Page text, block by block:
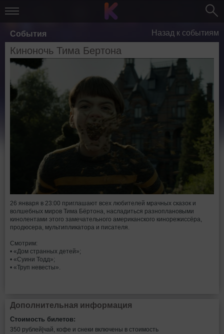
События Назад к событиям
Киноночь Тима Бертона
26 января в 23:00 приглашают всех любителей мрачных сказок и
волшебных миров Тима Бёртона, насладиться разноплановыми
кинолентами этого замечательного американского кинорежиссёра,
продюсера, мультипликатора и писателя.
Смотрим:
• «Дом странных детей»;
• «Суини Тодд»;
• «Труп невесты».
Дополнительная информация
Стоимость билетов:
350 рублей|чай, кофе и снеки включены в стоимость